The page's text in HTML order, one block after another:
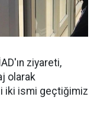
ziyareti,
olarak
iki ismi geçtiğimiz